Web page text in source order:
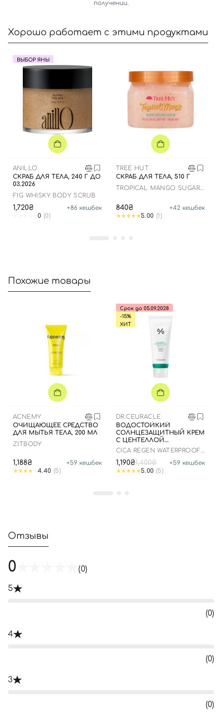
получении.
Хорошо работает с этими продуктами
ВЫБОР ЯНЫ
ANILLO
СКРАБ ДЛЯ ТЕЛА, 240 Г ДО
03.2026
FIG WHISKY BODY SCRUB
1,720₴ +86 кешбек
0 (0)
TREE HUT
СКРАБ ДЛЯ ТЕЛА, 510 Г
TROPICAL MANGO SUGAR
840₴ +42 кешбек
5.00 (1)
Похожие товары
ACNEMY
ОЧИЩАЮЩЕЕ СРЕДСТВО
ДЛЯ МЫТЬЯ ТЕЛА, 200 МЛ
ZITBODY
1,188₴ +59 кешбек
4.40 (5)
Срок до 05.09.2028
-15%
ХИТ
DR.CEURACLE
ВОДОСТОЙКИЙ
СОЛНЦЕЗАЩИТНЫЙ КРЕМ
С ЦЕНТЕЛЛОЙ
АЗИАТСКОЙ, 100 МЛ ДО
CICA REGEN WATERPROOF
1,190₴1,400₴ +59 кешбек
5.00 (5)
Отзывы
0 (0)
5
(0)
4
(0)
3
(0)
Вход Регистрация
Номер телефона
Отправляя форму для авторизации/регистрации, вы
Далее
Войти с помощью e-mail